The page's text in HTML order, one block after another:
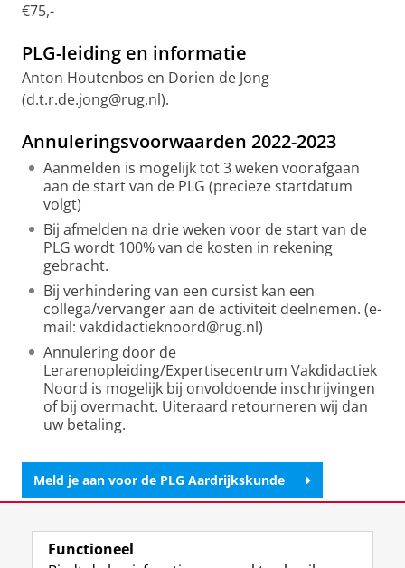
€75,-
PLG-leiding en informatie
Anton Houtenbos en Dorien de Jong
(d.t.r.de.jong@rug.nl).
Annuleringsvoorwaarden 2022-2023
Aanmelden is mogelijk tot 3 weken voorafgaan
aan de start van de PLG (precieze startdatum
volgt)
Bij afmelden na drie weken voor de start van de
PLG wordt 100% van de kosten in rekening
gebracht.
Bij verhindering van een cursist kan een
collega/vervanger aan de activiteit deelnemen. (e-
mail: vakdidactieknoord@rug.nl)
Annulering door de
Lerarenopleiding/Expertisecentrum Vakdidactiek
Noord is mogelijk bij onvoldoende inschrijvingen
of bij overmacht. Uiteraard retourneren wij dan
uw betaling.
Meld je aan voor de PLG Aardrijkskunde
Laatst gewijzigd: 15 juli 2024 11:01
Functioneel